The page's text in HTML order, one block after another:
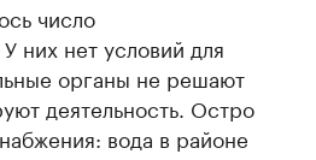
число
них нет условий для
органы не решают
деятельность. Остро
вода в районе